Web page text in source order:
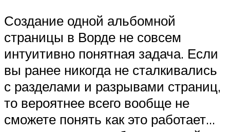
Создание одной альбомной
страницы в Ворде не совсем
интуитивно понятная задача. Если
вы ранее никогда не сталкивались
с разделами и разрывами страниц,
то вероятнее всего вообще не
сможете понять как это работает…